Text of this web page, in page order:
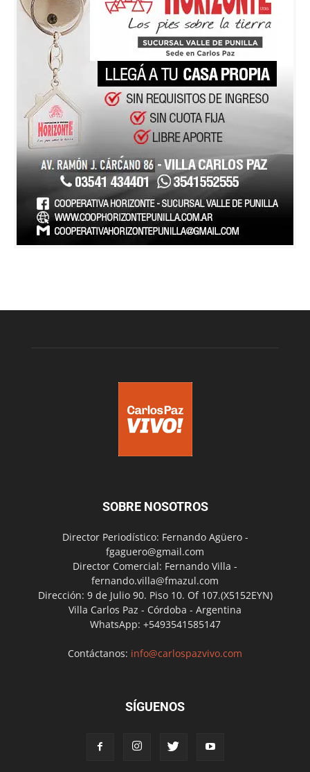
SOBRE NOSOTROS
Director Periodístico: Fernando Agüero -
fgaguero@gmail.com
Director Comercial: Fernando Villa -
fernando.villa@fmazul.com
Dirección: 9 de Julio 90. Piso 10. Of 107.(X5152EYN)
Villa Carlos Paz - Córdoba - Argentina
WhatsApp: +5493541585147
Contáctanos: info@carlospazvivo.com
SÍGUENOS